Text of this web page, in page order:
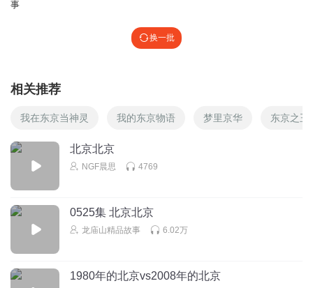
事
换一批
相关推荐
我在东京当神灵 我的东京物语 梦里京华 东京之王
北京北京
NGF晨思 4769
0525集 北京北京
龙庙山精品故事 6.02万
1980年的北京vs2008年的北京